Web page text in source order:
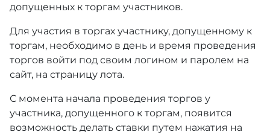
допущенных к торгам участников.
Для участия в торгах участнику, допущенному к
торгам, необходимо в день и время проведения
торгов войти под своим логином и паролем на
сайт, на страницу лота.
С момента начала проведения торгов у
участника, допущенного к торгам, появится
возможность делать ставки путем нажатия на